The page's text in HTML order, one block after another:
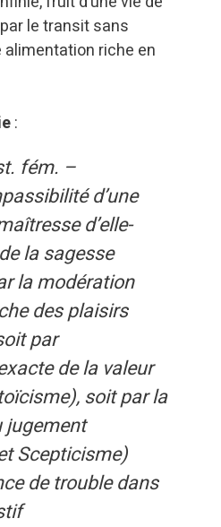
le transit sans
alimentation riche en
:
fém. –
d’une
d’elle-
la sagesse
la modération
des plaisirs
par
de la valeur
soit par la
jugement
Scepticisme)
de trouble dans